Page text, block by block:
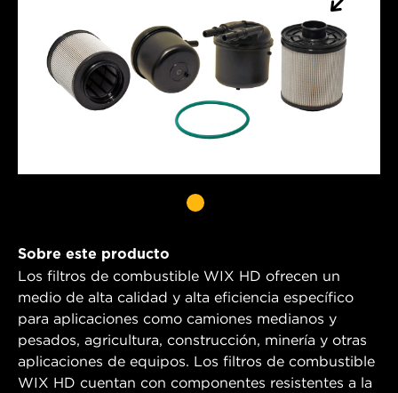
Sobre este producto
Los filtros de combustible WIX HD ofrecen un
medio de alta calidad y alta eficiencia específico
para aplicaciones como camiones medianos y
pesados, agricultura, construcción, minería y otras
aplicaciones de equipos. Los filtros de combustible
WIX HD cuentan con componentes resistentes a la